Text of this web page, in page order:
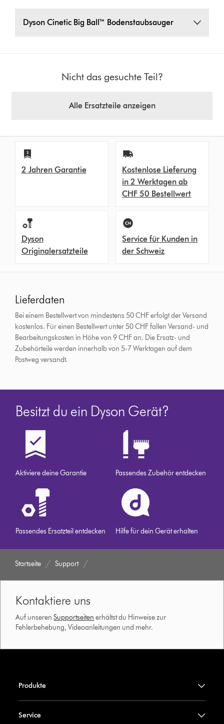
Dyson Cinetic Big Ball™ Bodenstaubsauger
Nicht das gesuchte Teil?
Alle Ersatzteile anzeigen
2 Jahren Garantie
Kostenlose Lieferung
in 2 Werktagen ab
CHF 50 Bestellwert
Dyson
Originalersatzteile
Service für Kunden in
der Schweiz
Lieferdaten
Bei einem Bestellwert von mindestens 50 CHF erfolgt der Versand
kostenlos. Für einen Bestellwert unter 50 CHF fallen Versand- und
Bearbeitungskosten in Höhe von 9 CHF an. Die Ersatz- und
Zubehörteile werden innerhalb von 5-7 Werktagen auf dem
Postweg versandt.
Besitzt du ein Dyson Gerät?
Aktiviere deine Garantie Passendes Zubehör entdecken
Passendes Ersatzteil entdecken Hilfe für dein Gerät erhalten
Startseite Support
Kontaktiere uns
Auf unserenSupportseiten erhältst du Hinweise zur
Fehlerbehebung, Videoanleitungen und mehr.
Produkte
Service